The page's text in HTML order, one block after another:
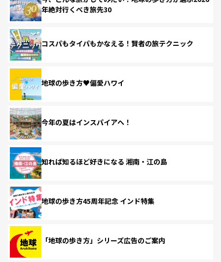
年絶対行くべき旅先30
コスパもタイパもかなえる！賢者の旅テクニック
地球の歩き方♥偏愛ハワイ
今年の夏はインスパイアへ！
知れば知るほど好きになる 湘南・江の島
地球の歩き方45周年記念 インド特集
「地球の歩き方」シリーズ広告のご案内